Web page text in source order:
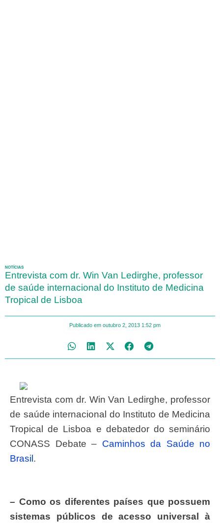
NOTÍCIAS
Entrevista com dr. Win Van Ledirghe, professor
de saúde internacional do Instituto de Medicina
Tropical de Lisboa
Publicado em outubro 2, 2013 1:52 pm
Entrevista com dr. Win Van Ledirghe, professor
de saúde internacional do Instituto de Medicina
Tropical de Lisboa e debatedor do seminário
CONASS Debate – Caminhos da Saúde no
Brasil.
– Como os diferentes países que possuem
sistemas públicos de acesso universalà